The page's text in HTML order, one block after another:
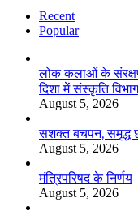
Recent
Popular
लोक कलाओं के
दिशा में संस्कृति
August 5, 2026
सशक्त बचपन, समृद्ध
August 5, 2026
मंत्रिपरिषद के निर्णय
August 5, 2026